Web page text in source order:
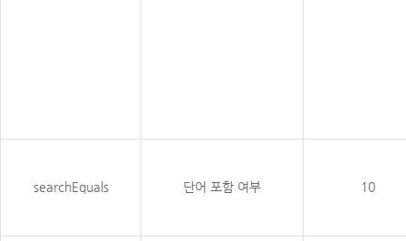
searchEquals 단어 포함 여부 10